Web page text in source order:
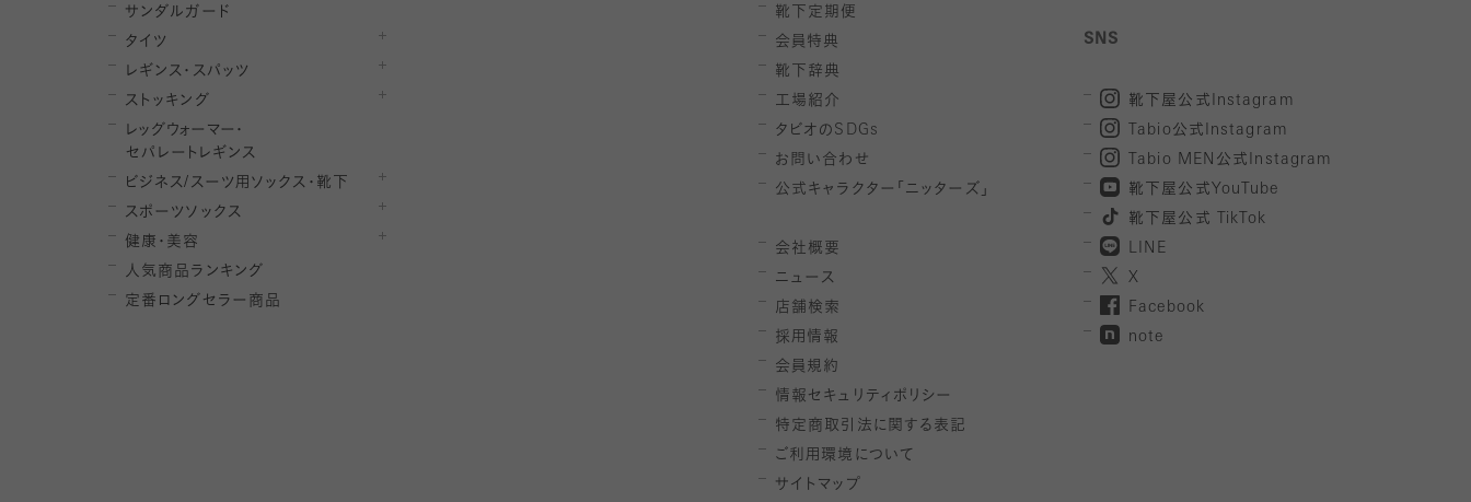
サンダルガード
タイツ
レギンス・スパッツ
ストッキング
レッ グ ウォ ー マ ー ・
セ パレー ト レ ギン ス
ビジネス/スーツ用 ソックス・靴下
スポーツソックス
健康・美容
人気商品ランキング
定番ロングセラー商品
靴下定期便
会員特典
靴下辞典
工場紹介
タビオの SDGs
お問い合わせ
公式キャラクター「ニッターズ」
会社概要
ニュース
店舗検索
採用情報
会員規約
情報セキュリティポリシー
特定商取引法に関する表記
ご利用環境について
サイトマップ
SNS
靴下屋公式 Instagram
Tabio 公式 Instagram
Tabio MEN 公式 Instagram
靴下屋公式 YouTube
靴下屋公式
TikTok
LINE
X
Facebook
note